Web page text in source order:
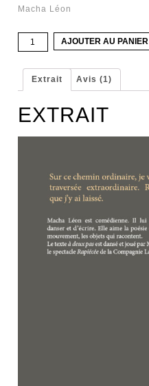
Macha Léon
quantité
de
deux
pas
AJOUTER AU PANIER
Extrait Avis (1)
EXTRAIT